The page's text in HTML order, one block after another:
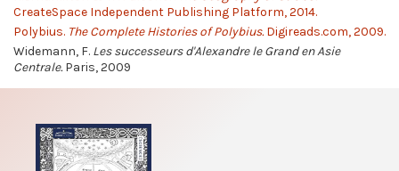
CreateSpace Independent Publishing Platform, 2014.
Polybius. The Complete Histories of Polybius.Digireads.com, 2009.
Widemann, F. Les successeurs d'Alexandre le Grand en Asie
Centrale.Paris, 2009